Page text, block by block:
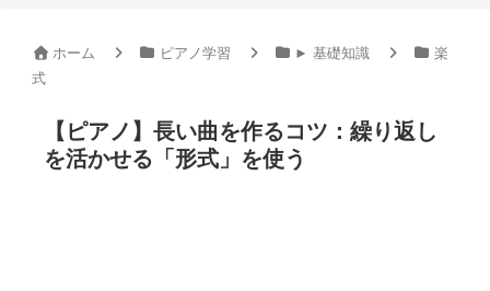
ホーム ピアノ学習 ► 基礎知識
楽
式
【ピアノ】長い曲を作るコツ：繰り返し
を活かせる「形式」を使う